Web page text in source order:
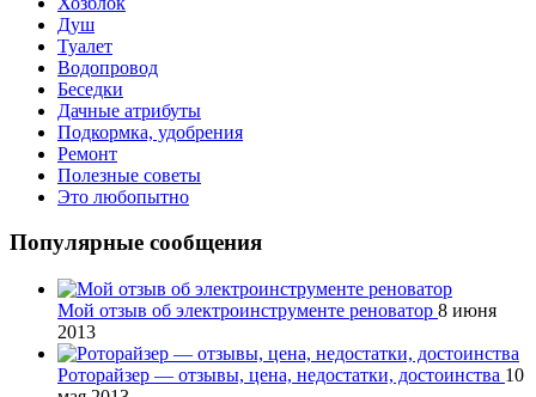
Душ
Туалет
Водопровод
Беседки
Дачные атрибуты
Подкормка, удобрения
Ремонт
Полезные советы
Это любопытно
Популярные сообщения
Мой отзыв об электроинструменте реноватор 8 июня
2013
Роторайзер — отзывы, цена, недостатки, достоинства 10